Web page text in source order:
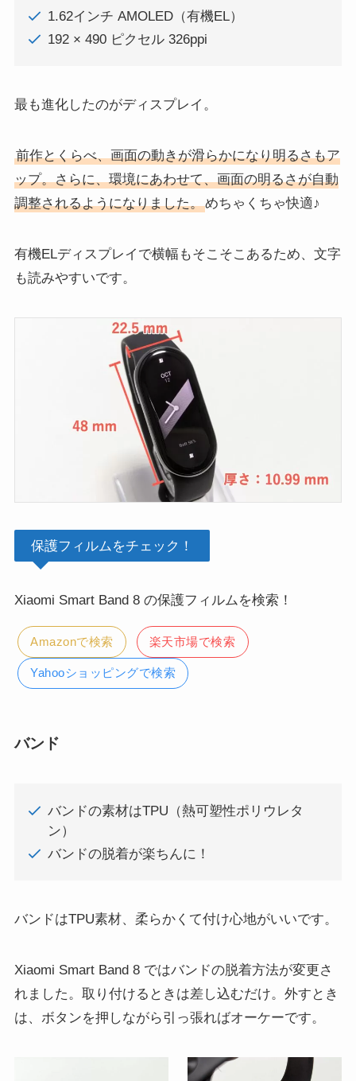
1.62インチ AMOLED（有機EL）
192 × 490 ピクセル 326ppi
最も進化したのがディスプレイ。
前作とくらべ、画面の動きが滑らかになり明るさもア
ップ。さらに、環境にあわせて、画面の明るさが自動
調整されるようになりました。めちゃくちゃ快適♪
有機ELディスプレイで横幅もそこそこあるため、文字
も読みやすいです。
保護フィルムをチェック！
Xiaomi Smart Band 8 の保護フィルムを検索！
Amazonで検索 楽天市場で検索
Yahooショッピングで検索
バンド
バンドの素材はTPU（熱可塑性ポリウレタ
ン）
バンドの脱着が楽ちんに！
バンドはTPU素材、柔らかくて付け心地がいいです。
Xiaomi Smart Band 8 ではバンドの脱着方法が変更さ
れました。取り付けるときは差し込むだけ。外すとき
は、ボタンを押しながら引っ張ればオーケーです。